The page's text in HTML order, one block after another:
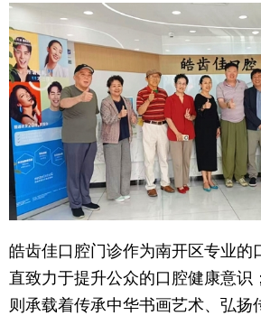
活
时
尚
体
育
育
儿
旅
讯
财
经
文
皓齿佳口腔门诊作为南开区专业的
直致力于提升公众的口腔健康意识
则承载着传承中华书画艺术、弘扬